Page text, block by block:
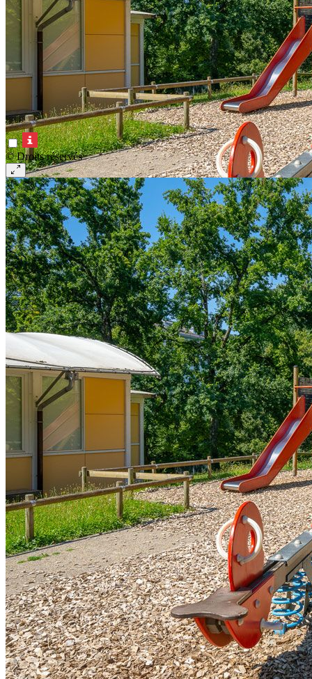
© Droits réservés